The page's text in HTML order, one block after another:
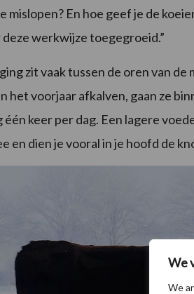
We
We
mislopen? En hoe geef je de
werkwijze toegegroeid.”
zit vaak tussen de oren van
het voorjaar afkalven, gaan ze
één keer per dag. Een lagere
en dien je vooral in je hoofd de